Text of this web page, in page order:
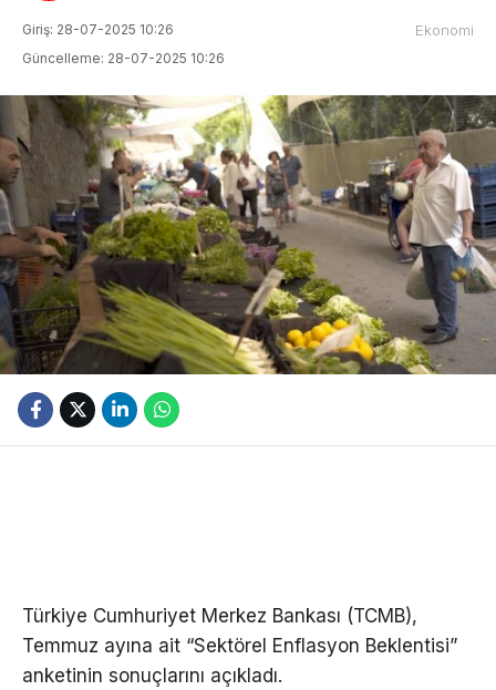
Giriş: 28-07-2025 10:26
Güncelleme: 28-07-2025 10:26
Ekonomi
Türkiye Cumhuriyet Merkez Bankası (TCMB),
Temmuz ayına ait “Sektörel Enflasyon Beklentisi”
anketinin sonuçlarını açıkladı.